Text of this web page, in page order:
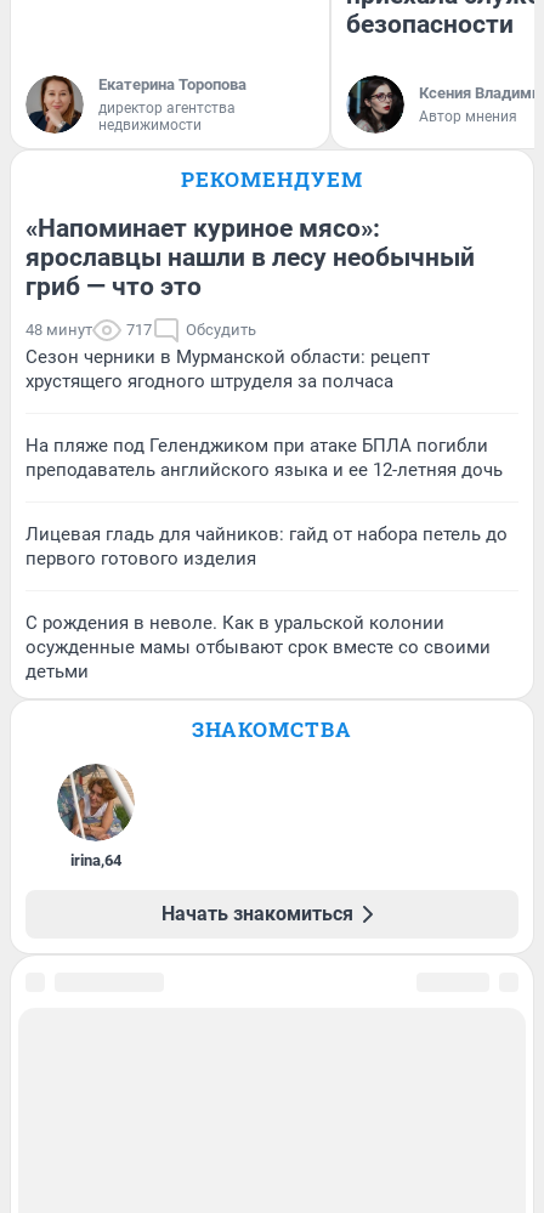
Екатерина Торопова
директор агентства
недвижимости
безопасности
Ксения
Автор мнения
РЕКОМЕНДУЕМ
«Напоминает куриное мясо»:
ярославцы нашли в лесу необычный
гриб — что это
48 минут 717 Обсудить
Сезон черники в Мурманской области: рецепт
хрустящего ягодного штруделя за полчаса
На пляже под Геленджиком при атаке БПЛА погибли
преподаватель английского языка и ее 12-летняя дочь
Лицевая гладь для чайников: гайд от набора петель до
первого готового изделия
С рождения в неволе. Как в уральской колонии
осужденные мамы отбывают срок вместе со своими
детьми
ЗНАКОМСТВА
irina,64
Начать знакомиться